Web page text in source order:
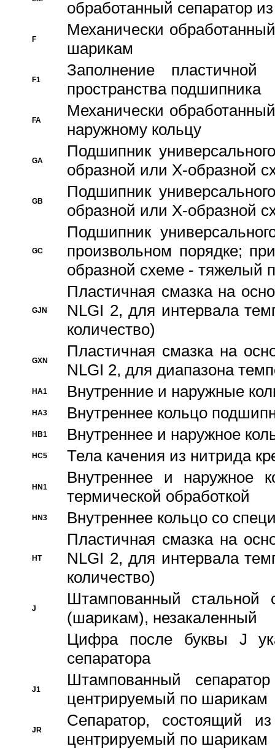
обработанный сепаратор
F
Механически
шарикам
F1
Заполнение
пространства подшипника
FA
Механически
наружному кольцу
GA
Подшипник
образной или Х-образной
GB
Подшипник
образной или Х-образной
GC
Подшипник
произвольном порядке;
образной схеме - тяжелый
GJN
Пластичная смазка на
NLGI 2, для интервала
количество)
GXN
Пластичная смазка на
NLGI 2, для диапазона
HA1 Внутренние и наружные
HA3 Bнутреннее кольцо
HB1 Bнутреннее и наружное
HC5 Тела качения из нитрида
HN1
Bнутреннее и наружное
термической обработкой
HN3 Внутреннее кольцо со
HT
Пластичная смазка на
NLGI 2, для интервала
количество)
J
Штампованный стальной
(шарикам), незакаленный
Цифра после буквы J
сепаратора
J1
Штампованный
центрируемый по шарикам
JR
Сепаратор, состоящий
центрируемый по шарикам